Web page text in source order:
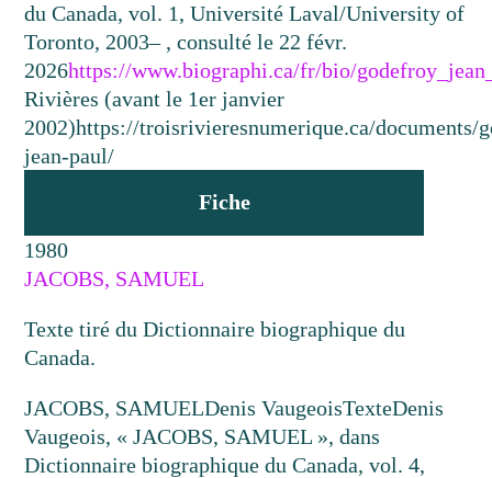
du Canada, vol. 1, Université Laval/University of
Toronto, 2003– , consulté le 22 févr.
2026https://www.biographi.ca/fr/bio/
Rivières (avant le 1er janvier
2002)https://troisrivieresnumerique.ca/documents/
jean-paul/
Fiche
1980
JACOBS, SAMUEL
Texte tiré du Dictionnaire biographique du
Canada.
JACOBS, SAMUELDenis VaugeoisTexteDenis
Vaugeois, « JACOBS, SAMUEL », dans
Dictionnaire biographique du Canada, vol. 4,